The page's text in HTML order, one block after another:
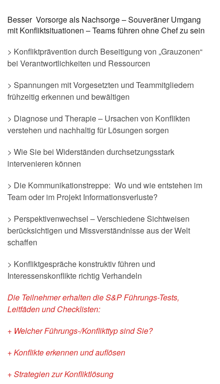
Besser Vorsorge als Nachsorge – Souveräner Umgang
mit Konfliktsituationen – Teams führen ohne Chef zu sein
> Konfliktprävention durch Beseitigung von „Grauzonen“
bei Verantwortlichkeiten und Ressourcen
> Spannungen mit Vorgesetzten und Teammitgliedern
frühzeitig erkennen und bewältigen
> Diagnose und Therapie – Ursachen von Konflikten
verstehen und nachhaltig für Lösungen sorgen
> Wie Sie bei Widerständen durchsetzungsstark
intervenieren können
> Die Kommunikationstreppe: Wo und wie entstehen im
Team oder im Projekt Informationsverluste?
> Perspektivenwechsel – Verschiedene Sichtweisen
berücksichtigen und Missverständnisse aus der Welt
schaffen
> Konfliktgespräche konstruktiv führen und
Interessenskonflikte richtig Verhandeln
Die Teilnehmer erhalten die S&P Führungs-Tests,
Leitfäden und Checklisten:
+ Welcher Führungs-/Konflikttyp sind Sie?
+ Konflikte erkennen und auflösen
+ Strategien zur Konfliktlösung